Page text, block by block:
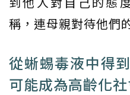
稱，連母親對待他們
從蜥蜴毒液中得
可能成為高齡化